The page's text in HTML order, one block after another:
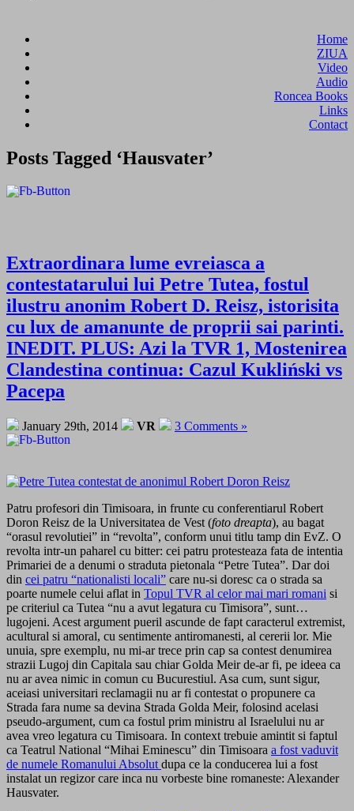
Home
ZIUA
Video
Audio
Roncea Books
Links
Contact
Posts Tagged ‘Hausvater’
Extraordinara lume evreiasca a
contestatarului lui Petre Tutea, fostul
ilustru anonim Robert D. Reisz, istorisita
cu lux de amanunte de proprii sai parinti.
INEDIT. PLUS: Azi la TVR 1, Mostenirea
Clandestina continua: Cazul Kukliński vs
Pacepa
January 29th, 2014 VR 3 Comments »
Patru profesori din Timisoara, in frunte cu conferentiarul Robert
Doron Reisz de la Universitatea de Vest (foto dreapta), au bagat
“orasul revolutiei” in “revolta”, conform unui titlu tamp din EvZ. O
revolta intr-un paharel cu bitter: cei patru protesteaza fata de intentia
Primariei de a denumi o straduta pietonala “Petre Tutea”. Dar doi
din cei patru “nationalisti locali” care nu-si doresc ca o strada sa
poarte numele celui aflat in Topul TVR al celor mai mari romani si
pe criteriul ca Tutea “nu a avut legatura cu Timisora”, sunt…
lugojeni. Acest argument pueril ascunde de fapt caracterul extremist,
acultural si amoral, cu sentimente antiromanesti, al cererii lor. Mie
unuia, spre exemplu, nu mi-ar trece prin cap sa contest denumirea
strazii Lugoj din Capitala sau chiar Golda Meir de-ar fi, pe ideea ca
nu ar avea nimic in comun cu Bucurestiul. Asa cum, sunt sigur,
aceiasi universitari reclamagii nu ar fi contestat o propunere ca
Strada fara nume sa devina Strada Golda Meir, folosind acelasi
pseudo-argument, cum ca fostul prim ministru al Israelului nu ar
avea vreo legatura cu Timisoara. In context trebuie amintit si faptul
ca Teatrul National “Mihai Eminescu” din Timisoara a fost vaduvit
de numele Romanului Absolut dupa ce la conducerea lui a fost
instalat un regizor care inca nu vorbeste bine romaneste: Alexander
Hausvater.